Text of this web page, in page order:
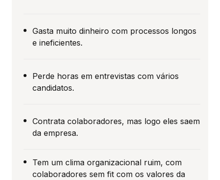
Gasta muito dinheiro com processos longos
e ineficientes.
Perde horas em entrevistas com vários
candidatos.
Contrata colaboradores, mas logo eles saem
da empresa.
Tem um clima organizacional ruim, com
colaboradores sem fit com os valores da